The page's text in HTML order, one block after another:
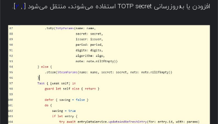
افزودن یا به‌روزرسانی TOTP secret استفاده می‌شوند، منتقل می‌شود [
۱, ۲].